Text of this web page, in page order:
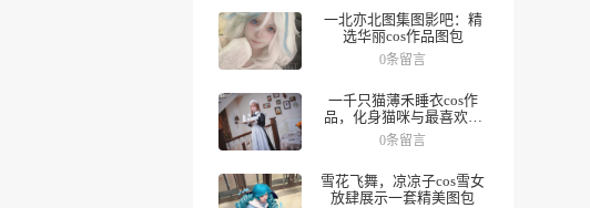
一北亦北图集图影吧：精
选华丽cos作品图包
0条留言
一千只猫薄禾睡衣cos作
品，化身猫咪与最喜欢的
人一起度过夜晚。
0条留言
雪花飞舞，凉凉子cos雪女
放肆展示一套精美图包